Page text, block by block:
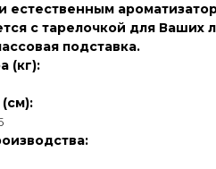
естественным
с тарелочкой для Ваших
подставка.
(кг):